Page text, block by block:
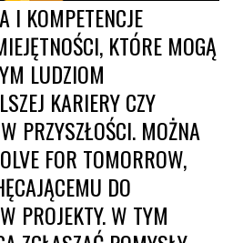
I KOMPETENCJE
KTÓRE MOGĄ
LUDZIOM
KARIERY CZY
PRZYSZŁOŚCI. MOŻNA
FOR TOMORROW,
DO
PROJEKTY. W TYM